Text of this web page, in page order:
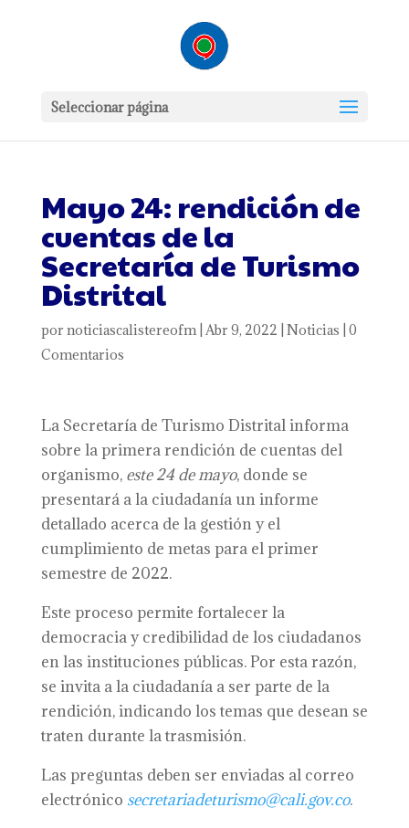
Seleccionar página
Mayo 24: rendición de
cuentas de la
Secretaría de Turismo
Distrital
por noticiascalistereofm| Abr 9, 2022 Noticias 0
Comentarios
La Secretaría de Turismo Distrital informa
sobre la primera rendición de cuentas del
organismo, este 24 de mayo, donde se
presentará a la ciudadanía un informe
detallado acerca de la gestión y el
cumplimiento de metas para el primer
semestre de 2022.
Este proceso permite fortalecer la
democracia y credibilidad de los ciudadanos
en las instituciones públicas. Por esta razón,
se invita a la ciudadanía a ser parte de la
rendición, indicando los temas que desean se
traten durante la trasmisión.
Las preguntas deben ser enviadas al correo
electrónico secretariadeturismo@cali.gov.co.